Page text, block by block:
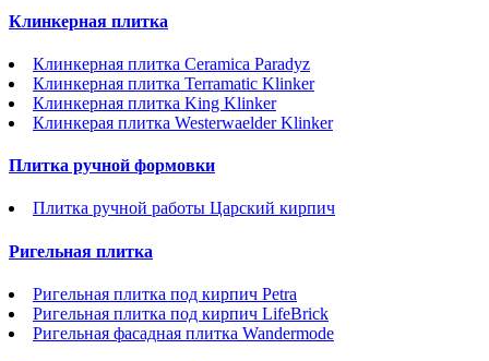
Клинкерная плитка
Клинкерная плитка Ceramica Paradyz
Клинкерная плитка Terramatic Klinker
Клинкерная плитка King Klinker
Клинкерая плитка Westerwaelder Klinker
Плитка ручной формовки
Плитка ручной работы Царский кирпич
Ригельная плитка
Ригельная плитка под кирпич Petra
Ригельная плитка под кирпич LifeBrick
Ригельная фасадная плитка Wandermode